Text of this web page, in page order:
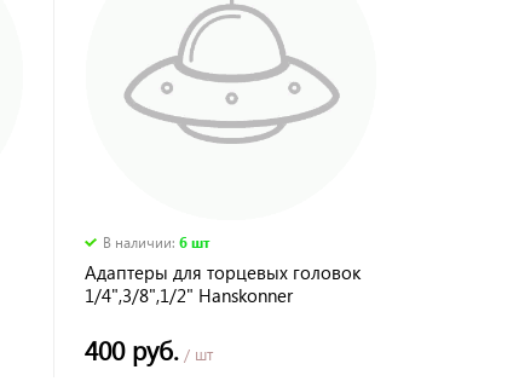
В наличии:6 шт
Адаптеры для торцевых головок
1/4",3/8",1/2" Hanskonner
400 руб. / шт